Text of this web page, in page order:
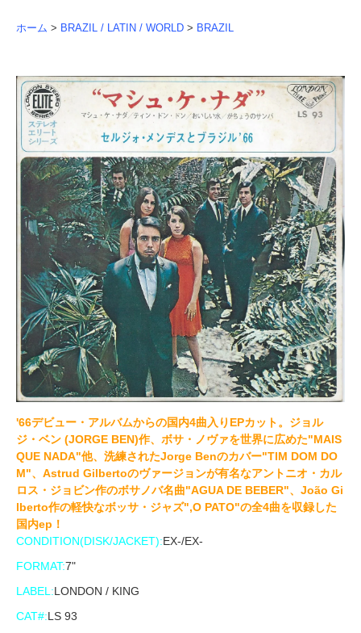
ホーム > BRAZIL / LATIN / WORLD > BRAZIL
'66デビュー・アルバムからの国内4曲入りEPカット。ジョル
ジ・ベン (JORGE BEN)作、ボサ・ノヴァを世界に広めた"MAIS
QUE NADA"他、洗練されたJorge Benのカバー"TIM DOM DO
M"、Astrud Gilbertoのヴァージョンが有名なアントニオ・カル
ロス・ジョビン作のボサノバ名曲"AGUA DE BEBER"、João Gi
lberto作の軽快なボッサ・ジャズ",O PATO"の全4曲を収録した
国内ep！
CONDITION(DISK/JACKET):EX-/EX-
FORMAT:7"
LABEL:LONDON / KING
CAT#:LS 93